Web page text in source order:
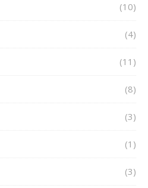
(10)
(4)
(11)
(8)
(3)
(1)
(3)